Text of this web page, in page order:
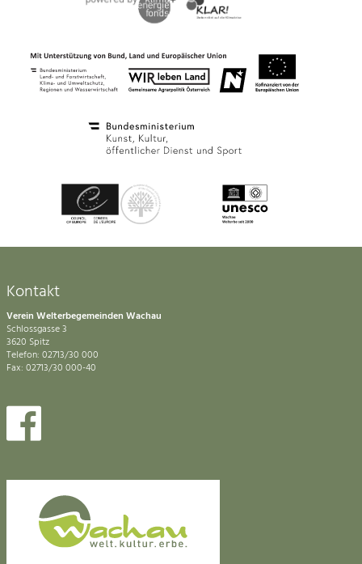
Kontakt
Verein Welterbegemeinden Wachau
Schlossgasse 3
3620 Spitz
Telefon: 02713/30 000
Fax: 02713/30 000-40